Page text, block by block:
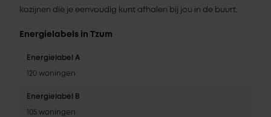
kozijnen die je eenvoudig kunt afhalen bij jou in de buurt.
Energielabels in Tzum
Energielabel A
120 woningen
Energielabel B
105 woningen